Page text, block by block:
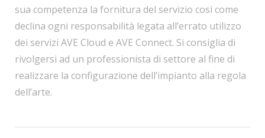
sua competenza la fornitura del servizio così come
declina ogni responsabilità legata all’errato utilizzo
dei servizi AVE Cloud e AVE Connect. Si consiglia di
rivolgersi ad un professionista di settore al fine di
realizzare la configurazione dell’impianto alla regola
dell’arte.